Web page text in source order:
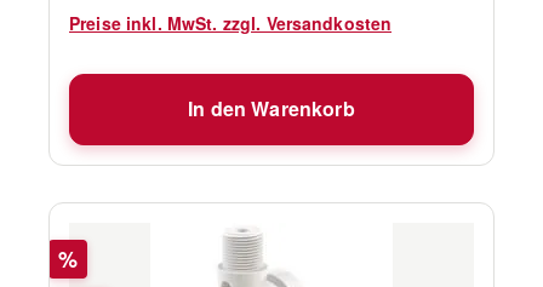
Preise inkl. MwSt. zzgl. Versandkosten
In den Warenkorb
Rabatt
%